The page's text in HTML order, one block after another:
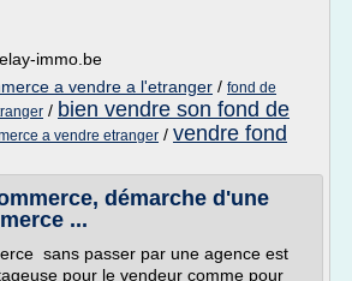
immo.be
a vendre a l'etranger / fond de
/ bien vendre son fond de
a vendre etranger / vendre fond
démarche d'une
...
sans passer par une agence est
pour le vendeur comme pour